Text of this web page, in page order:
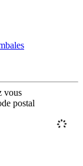
vous
postal